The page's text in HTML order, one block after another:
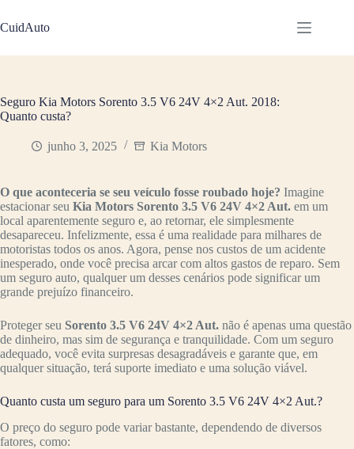
para
o
CuidAuto
Seguro Kia Motors Sorento 3.5 V6 24V 4×2 Aut. 2018:
Quanto custa?
junho 3, 2025 Kia Motors
O que aconteceria se seu veículo fosse roubado hoje? Imagine
estacionar seu Kia Motors Sorento 3.5 V6 24V 4×2 Aut. em um
local aparentemente seguro e, ao retornar, ele simplesmente
desapareceu. Infelizmente, essa é uma realidade para milhares de
motoristas todos os anos. Agora, pense nos custos de um acidente
inesperado, onde você precisa arcar com altos gastos de reparo. Sem
um seguro auto, qualquer um desses cenários pode significar um
grande prejuízo financeiro.
Proteger seu Sorento 3.5 V6 24V 4×2 Aut. não é apenas uma questão
de dinheiro, mas sim de segurança e tranquilidade. Com um seguro
adequado, você evita surpresas desagradáveis e garante que, em
qualquer situação, terá suporte imediato e uma solução viável.
Quanto custa um seguro para um Sorento 3.5 V6 24V 4×2 Aut.?
O preço do seguro pode variar bastante, dependendo de diversos
fatores, como: